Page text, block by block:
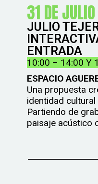
31 DE
JULIO
ENTRADA
10:00 – 14:00 Y
ESPACIO
Una propuesta
identidad
Partiendo de
paisaje acústico